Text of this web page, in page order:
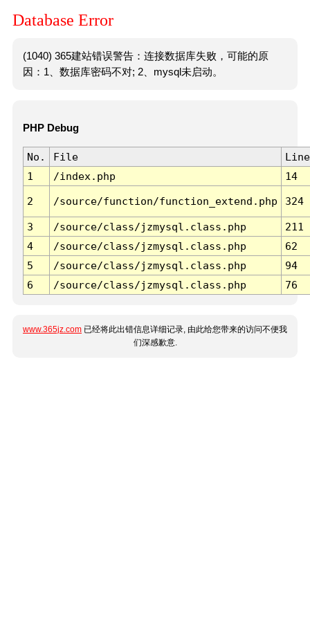
Database Error
(1040) 365建站错误警告：连接数据库失败，可能的原
因：1、数据库密码不对; 2、mysql未启动。
PHP Debug
No. File
Line
1
/index.php 14
2 /source/function/function_extend.php 324
3 /source/class/jzmysql.class.php
211
4
/source/class/jzmysql.class.php
62
5
/source/class/jzmysql.class.php
94
6
/source/class/jzmysql.class.php 76
www.365jz.com 已经将此出错信息详细记录, 由此给您带来的访问不便我
们深感歉意.